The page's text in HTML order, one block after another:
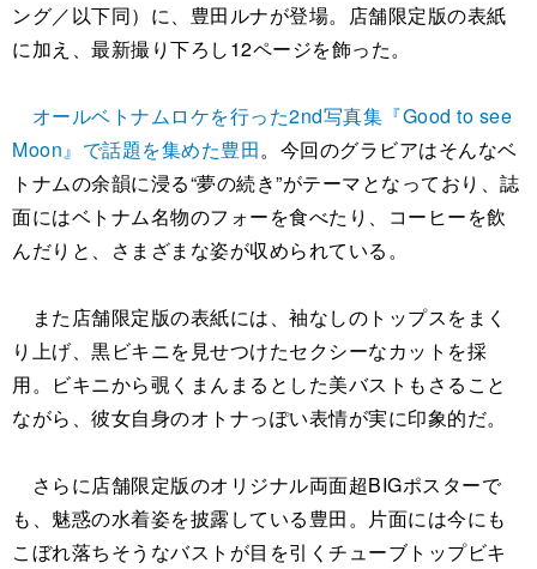
ング／以下同）に、豊田ルナが登場。店舗限定版の表紙
に加え、最新撮り下ろし12ページを飾った。
オールベトナムロケを行った2nd写真集『Good to see
Moon』で話題を集めた豊田。今回のグラビアはそんなベ
トナムの余韻に浸る“夢の続き”がテーマとなっており、誌
面にはベトナム名物のフォーを食べたり、コーヒーを飲
んだりと、さまざまな姿が収められている。
また店舗限定版の表紙には、袖なしのトップスをまく
り上げ、黒ビキニを見せつけたセクシーなカットを採
用。ビキニから覗くまんまるとした美バストもさること
ながら、彼女自身のオトナっぽい表情が実に印象的だ。
さらに店舗限定版のオリジナル両面超BIGポスターで
も、魅惑の水着姿を披露している豊田。片面には今にも
こぼれ落ちそうなバストが目を引くチューブトップビキ